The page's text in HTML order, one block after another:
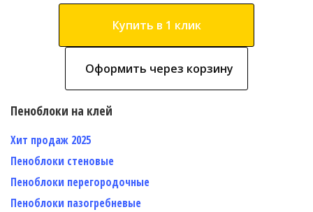
Купить в 1 клик
Оформить через корзину
Пеноблоки на клей
Хит продаж 2025
Пеноблоки стеновые
Пеноблоки перегородочные
Пеноблоки пазогребневые